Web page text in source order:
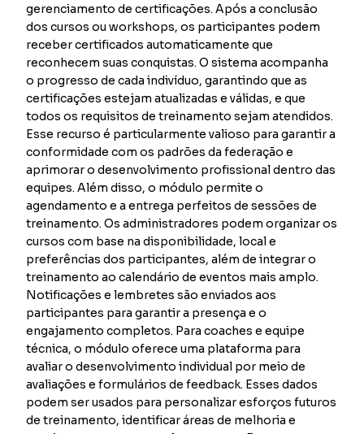
gerenciamento de certificações. Após a conclusão
dos cursos ou workshops, os participantes podem
receber certificados automaticamente que
reconhecem suas conquistas. O sistema acompanha
o progresso de cada indivíduo, garantindo que as
certificações estejam atualizadas e válidas, e que
todos os requisitos de treinamento sejam atendidos.
Esse recurso é particularmente valioso para garantir a
conformidade com os padrões da federação e
aprimorar o desenvolvimento profissional dentro das
equipes. Além disso, o módulo permite o
agendamento e a entrega perfeitos de sessões de
treinamento. Os administradores podem organizar os
cursos com base na disponibilidade, local e
preferências dos participantes, além de integrar o
treinamento ao calendário de eventos mais amplo.
Notificações e lembretes são enviados aos
participantes para garantir a presença e o
engajamento completos. Para coaches e equipe
técnica, o módulo oferece uma plataforma para
avaliar o desenvolvimento individual por meio de
avaliações e formulários de feedback. Esses dados
podem ser usados para personalizar esforços futuros
de treinamento, identificar áreas de melhoria e